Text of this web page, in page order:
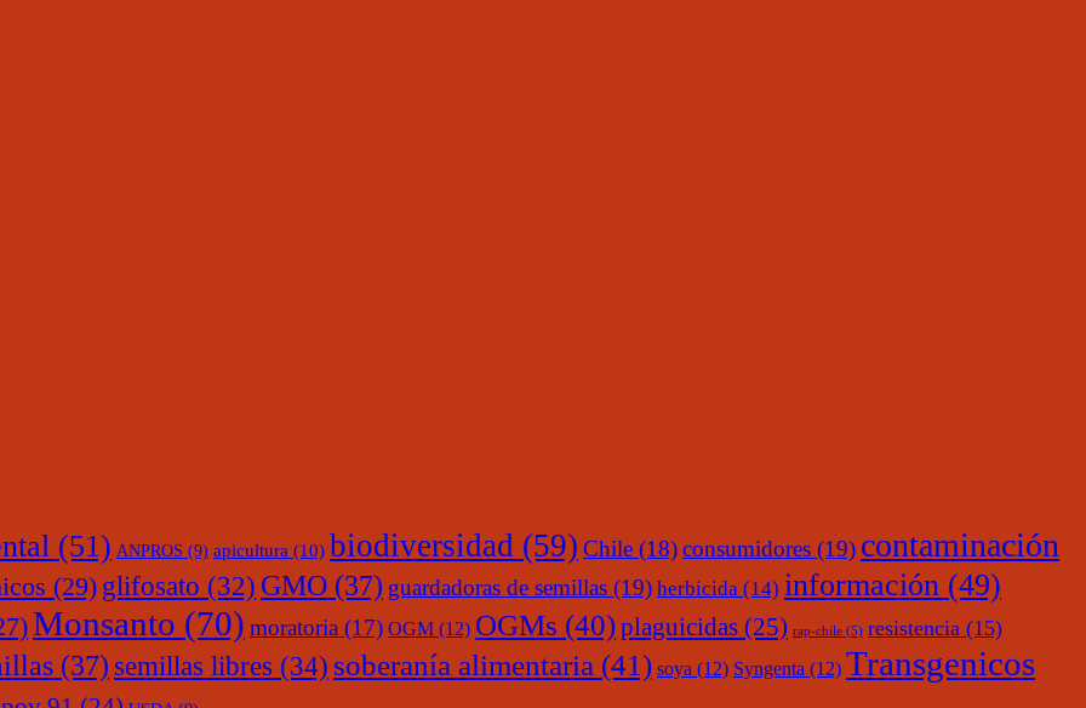
(51) ANPROS (9) apicultura (10) biodiversidad (59) Chile (18)consumidores (19) contaminación
(29) glifosato (32) GMO (37) guardadoras de semillas (19) herbicida (14) información (49)
Monsanto (70) moratoria (17) OGM (12) OGMs (40)plaguicidas (25) rap-chile (5) resistencia (15)
(37) semillas libres (34) soberanía alimentaria (41) soya (12) Syngenta (12) Transgenicos